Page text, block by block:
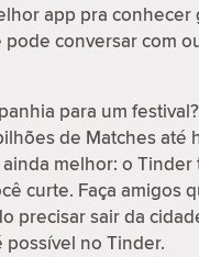
app pra
pode conversar com
para um
de Matches
melhor: o
curte. Faça amigos
precisar sair da
possível no Tinder.